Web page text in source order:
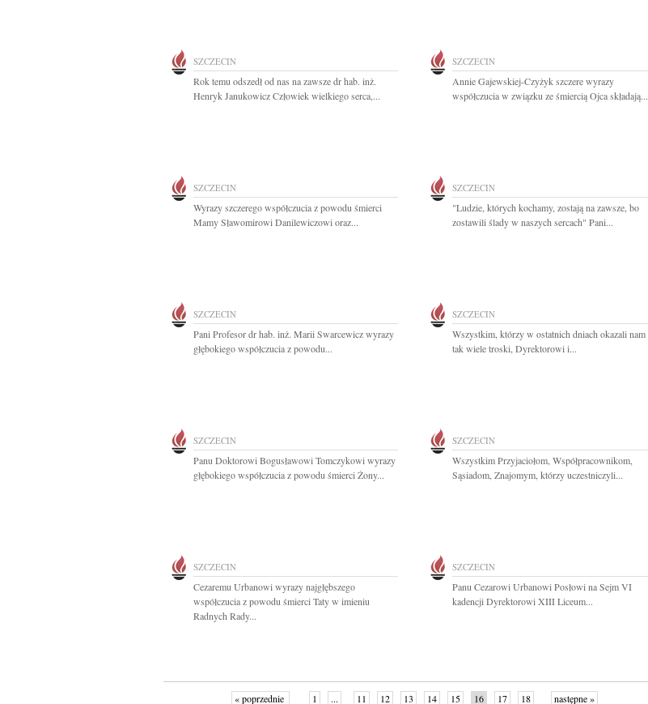
SZCZECIN
Rok temu odszedł od nas na zawsze dr hab. inż.
Henryk Janukowicz Człowiek wielkiego serca,...
SZCZECIN
Annie Gajewskiej-Czyżyk szczere wyrazy
współczucia w związku ze śmiercią Ojca składają...
SZCZECIN
Wyrazy szczerego współczucia z powodu śmierci
Mamy Sławomirowi Danilewiczowi oraz...
SZCZECIN
"Ludzie, których kochamy, zostają na zawsze, bo
zostawili ślady w naszych sercach" Pani...
SZCZECIN
Pani Profesor dr hab. inż. Marii Swarcewicz wyrazy
głębokiego współczucia z powodu...
SZCZECIN
Wszystkim, którzy w ostatnich dniach okazali nam
tak wiele troski, Dyrektorowi i...
SZCZECIN
Panu Doktorowi Bogusławowi Tomczykowi wyrazy
głębokiego współczucia z powodu śmierci Żony...
SZCZECIN
Wszystkim Przyjaciołom, Współpracownikom,
Sąsiadom, Znajomym, którzy uczestniczyli...
SZCZECIN
Cezaremu Urbanowi wyrazy najgłębszego
współczucia z powodu śmierci Taty w imieniu
Radnych Rady...
SZCZECIN
Panu Cezarowi Urbanowi Posłowi na Sejm VI
kadencji Dyrektorowi XIII Liceum...
« poprzednie 1 ... 11 12 13 14 15 16 17 18 następne »